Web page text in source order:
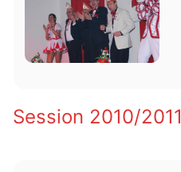
Session 2010/2011